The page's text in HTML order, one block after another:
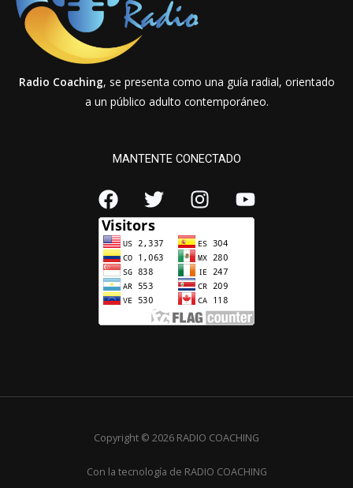
Radio Coaching, se presenta como una guía radial, orientado
a un público adulto contemporáneo.
MANTENTE CONECTADO
Copyright © 2026 RADIO COACHING
Con la tecnología de RADIO COACHING